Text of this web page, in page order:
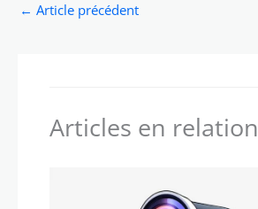
← Article précédent
Articles en relation